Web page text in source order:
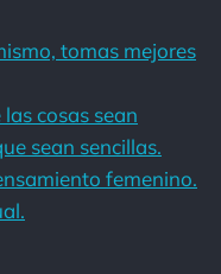
tomas mejores
cosas sean
sean sencillas.
femenino.